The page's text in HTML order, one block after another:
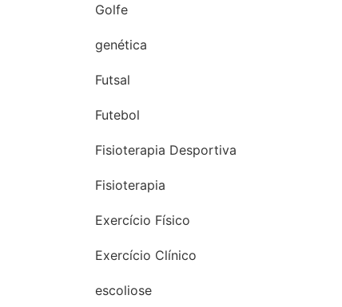
Golfe
genética
Futsal
Futebol
Fisioterapia Desportiva
Fisioterapia
Exercício Físico
Exercício Clínico
escoliose